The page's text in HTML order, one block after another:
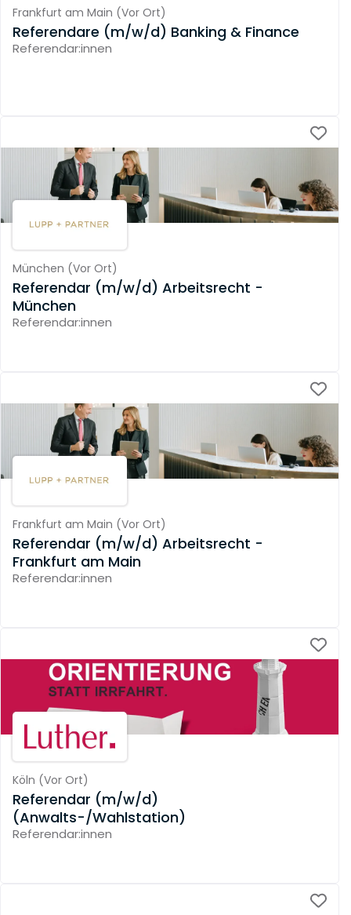
Frankfurt am Main (Vor Ort)
Referendare (m/w/d) Banking & Finance
Referendar:innen
München (Vor Ort)
Referendar (m/w/d) Arbeitsrecht -
München
Referendar:innen
Frankfurt am Main (Vor Ort)
Referendar (m/w/d) Arbeitsrecht -
Frankfurt am Main
Referendar:innen
Köln (Vor Ort)
Referendar (m/w/d)
(Anwalts-/Wahlstation)
Referendar:innen